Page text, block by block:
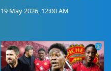
19 May 2026, 12:00 AM